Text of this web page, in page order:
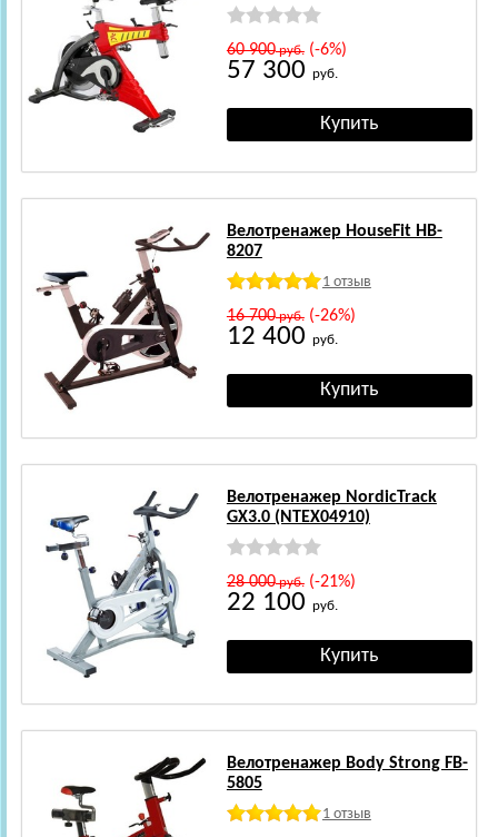
60 900руб.(-6%)
57 300 руб.
Велотренажер HouseFit HB-
8207
1 отзыв
16 700руб.(-26%)
12 400 руб.
Велотренажер NordicTrack
GX3.0 (NTEX04910)
28 000руб.(-21%)
22 100 руб.
Велотренажер Body Strong FB-
5805
1 отзыв